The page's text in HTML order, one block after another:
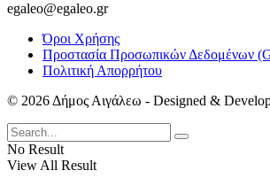
egaleo@egaleo.gr
Όροι Χρήσης
Προστασία Προσωπικών Δεδομένων
Πολιτική Απορρήτου
© 2026 Δήμος Αιγάλεω - Designed &
No Result
View All Result